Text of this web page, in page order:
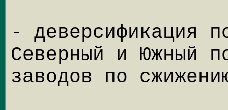
- деверсификация
Северный и Южный
заводов по